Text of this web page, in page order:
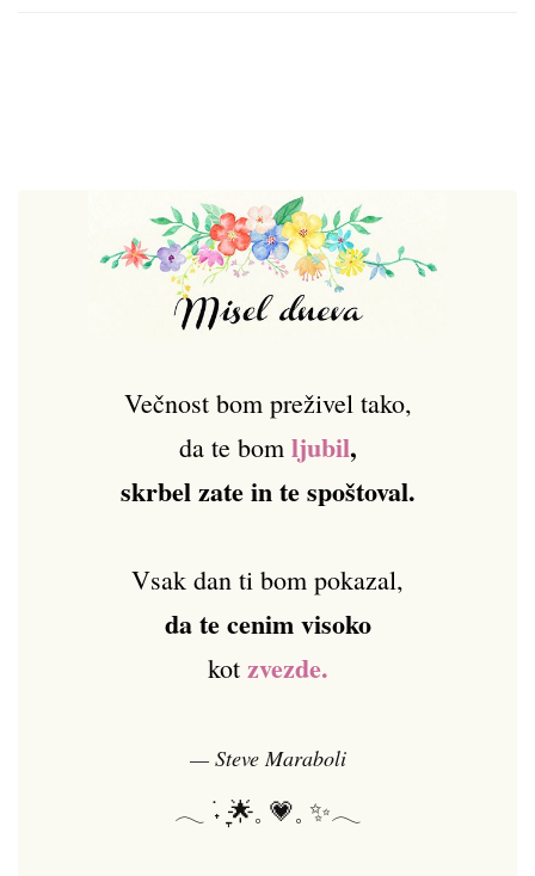
Večnost bom preživel tako,
da te bom ljubil,
skrbel zate in te spoštoval.
Vsak dan ti bom pokazal,
da te cenim visoko
kot zvezde.
— Steve Maraboli
𓂃 ࣪˖ ִֶָ🌟𓈒 💗𓈒 ✨𓂃